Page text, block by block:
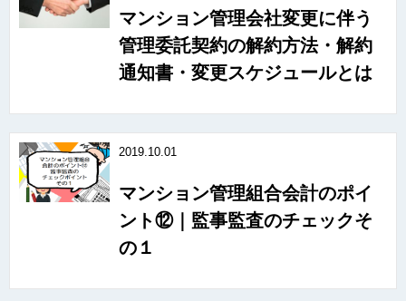
マンション管理会社変更に伴う
管理委託契約の解約方法・解約
通知書・変更スケジュールとは
2019.10.01
マンション管理組合会計のポイ
ント⑫｜監事監査のチェックそ
の１